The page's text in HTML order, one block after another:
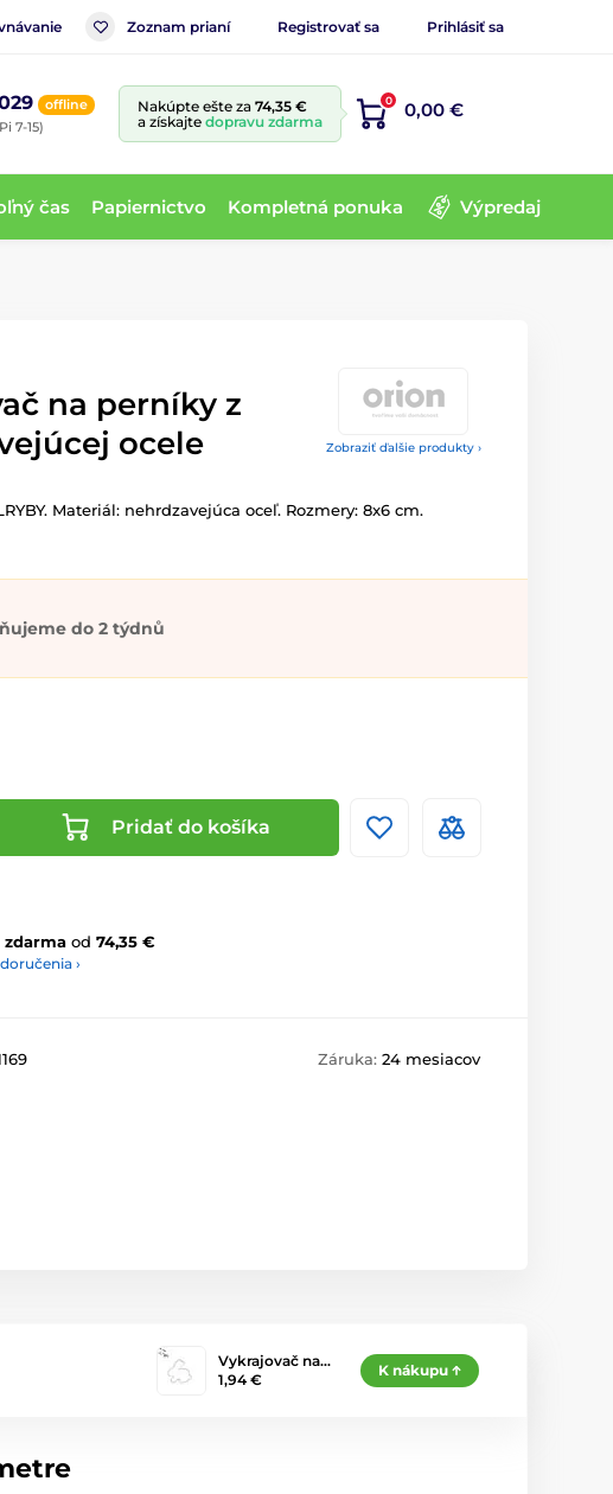
Zoznam prianí Registrovať sa Prihlásiť sa
offline
7-15)
Nakúpte ešte za 74,35 €
a získajte dopravu zdarma
0 0,00 €
čas Papiernictvo Kompletná ponuka Výpredaj
Zobraziť ďalšie produkty ›
na perníky z
ocele
Materiál: nehrdzavejúca oceľ. Rozmery: 8x6 cm.
do 2 týdnů
Pridať do košíka
zdarma od 74,35 €
›
Záruka: 24 mesiacov
Vykrajovač na…
1,94 €
K nákupu